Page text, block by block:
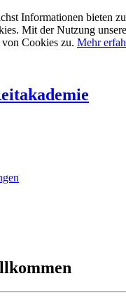
Informationen bieten
Mit der Nutzung
Cookies zu. Mehr